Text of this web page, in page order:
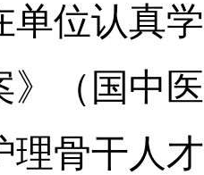
单位认真
》（国中
理骨干人